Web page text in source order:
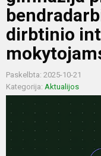
dirbtinio
Paskelbta: 2025-10-21
Kategorija: Aktualijos